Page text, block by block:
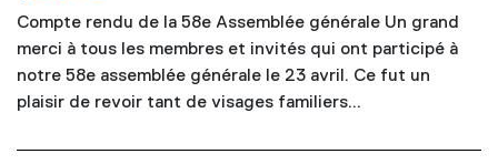
Compte rendu de la 58e Assemblée générale Un grand
merci à tous les membres et invités qui ont participé à
notre 58e assemblée générale le 23 avril. Ce fut un
plaisir de revoir tant de visages familiers...